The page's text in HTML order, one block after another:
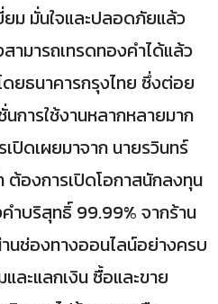
ม มั่นใจและปลอดภัยแล้ว
ามารถเทรดทองคำได้แล้ว
ดยธนาคารกรุงไทย ซึ่งต่อย
การใช้งานหลากหลายมาก
ปิดเผยมาจาก นายรวินทร์
องการเปิดโอกาสนักลงทุน
ำบริสุทธิ์ 99.99% จากร้าน
นช่องทางออนไลน์อย่างครบ
ะแลกเงิน ซื้อและขาย